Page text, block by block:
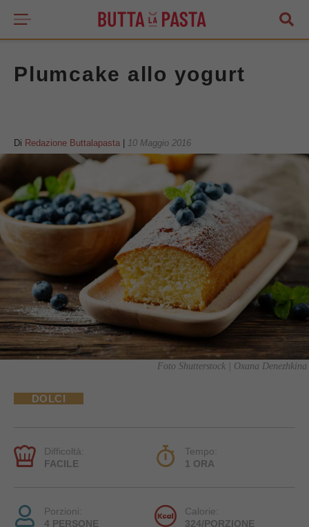
Plumcake allo yogurt
Di Redazione Buttalapasta 10 Maggio 2016
Foto Shutterstock | Oxana Denezhkina
DOLCI
Difficoltà:
FACILE
Tempo:
1 ORA
Porzioni:
4 PERSONE
Calorie:
324/PORZIONE